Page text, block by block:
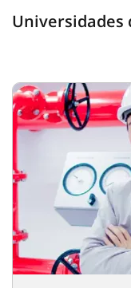
Universidades